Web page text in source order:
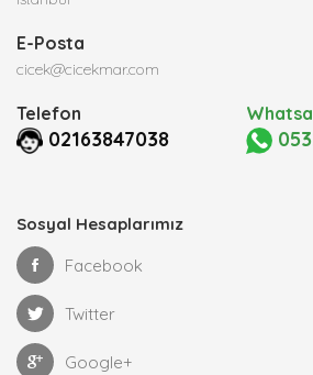
E-Posta
cicek@cicekmar.com
Telefon
02163847038
Sosyal Hesaplarımız
Facebook
Twitter
Google+